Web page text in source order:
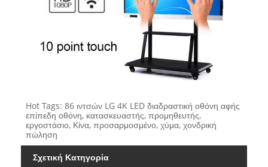
Hot Tags: 86 ιντσών LG 4K LED διαδραστική οθόνη αφής
επίπεδη οθόνη, κατασκευαστής, προμηθευτής,
εργοστάσιο, Κίνα, προσαρμοσμένο, χύμα, χονδρική
πώληση
Σχετική Κατηγορία